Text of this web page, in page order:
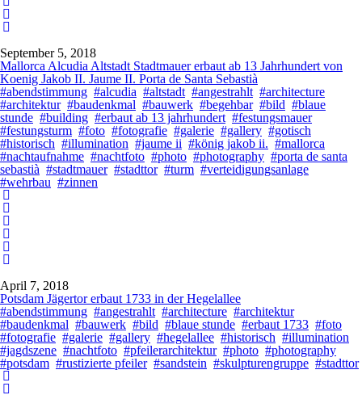
September 5, 2018
Mallorca Alcudia Altstadt Stadtmauer erbaut ab 13 Jahrhundert von
Koenig Jakob II. Jaume II. Porta de Santa Sebastià
#abendstimmung #alcudia #altstadt #angestrahlt #architecture
#architektur #baudenkmal #bauwerk #begehbar #bild #blaue
stunde #building #erbaut ab 13 jahrhundert #festungsmauer
#festungsturm #foto #fotografie #galerie #gallery #gotisch
#historisch #illumination #jaume ii #könig jakob ii. #mallorca
#nachtaufnahme #nachtfoto #photo #photography #porta de santa
sebastià #stadtmauer #stadttor #turm #verteidigungsanlage
#wehrbau #zinnen
April 7, 2018
Potsdam Jägertor erbaut 1733 in der Hegelallee
#abendstimmung #angestrahlt #architecture #architektur
#baudenkmal #bauwerk #bild #blaue stunde #erbaut 1733 #foto
#fotografie #galerie #gallery #hegelallee #historisch #illumination
#jagdszene #nachtfoto #pfeilerarchitektur #photo #photography
#potsdam #rustizierte pfeiler #sandstein #skulpturengruppe #stadttor